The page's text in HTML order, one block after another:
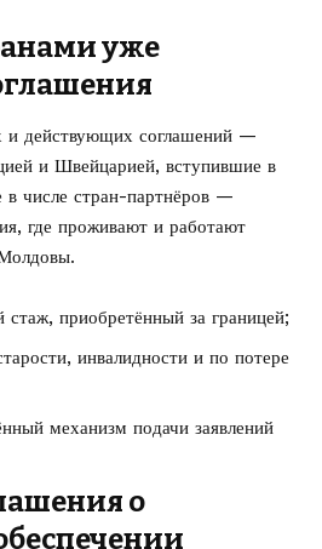
уже
и действующих соглашений —
и Швейцарией, вступившие в
числе стран-партнёров —
где проживают и работают
стаж, приобретённый за границей;
инвалидности и по потере
механизм подачи заявлений
о